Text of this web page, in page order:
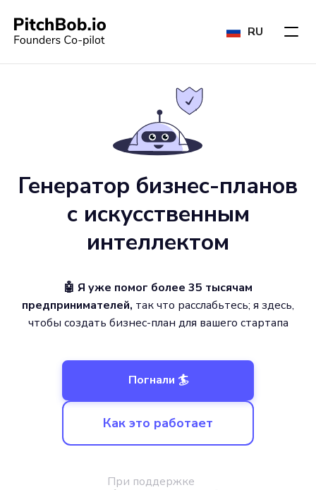
RU
Генератор бизнес-планов
с искусственным
интеллектом
🤖 Я уже помог более 35 тысячам
предпринимателей, так что расслабьтесь; я здесь,
чтобы создать бизнес-план для вашего стартапа
Погнали 🏄
Как это работает
При поддержке